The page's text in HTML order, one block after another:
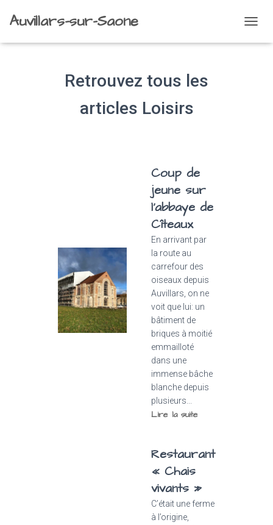
Auvillars-sur-Saone
LA
Retrouvez tous les
articles Loisirs
Coup de
jeune sur
l’abbaye de
Cîteaux
En arrivant par
la route au
carrefour des
oiseaux depuis
Auvillars, on ne
voit que lui: un
bâtiment de
briques à moitié
emmailloté
dans une
immense bâche
blanche depuis
plusieurs...
Lire la suite
Restaurant
« Chais
vivants »
C’était une ferme
à l’origine,